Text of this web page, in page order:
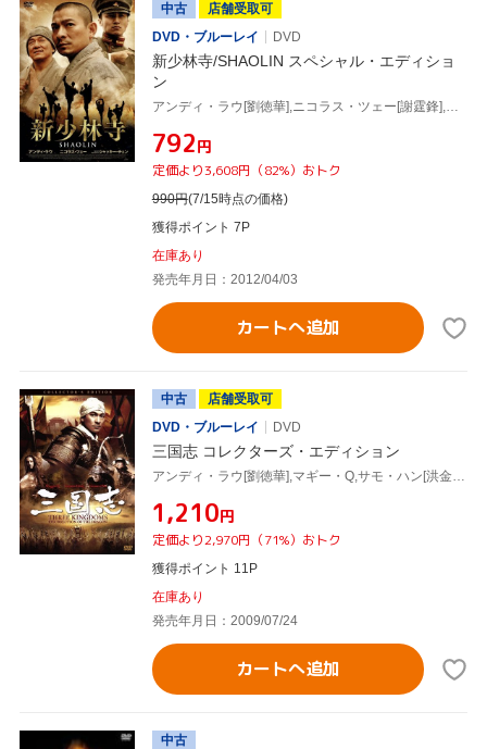
中古
店舗受取可
DVD・ブルーレイ
DVD
新少林寺/SHAOLIN スペシャル・エディショ
ン
アンディ・ラウ[劉徳華],ニコラス・ツェー[謝霆鋒],ジャッキー・チェン[成龍],ベニー・チャン(監督、製作),ニコラ・エレラ(音楽)
¥792円
定価より3,608円（82%）おトク
990円(7/15時点の価格)
獲得ポイント 7P
在庫あり
発売年月日：2012/04/03
カートへ追加
中古
店舗受取可
DVD・ブルーレイ
DVD
三国志 コレクターズ・エディション
アンディ・ラウ[劉徳華],マギー・Q,サモ・ハン[洪金寶],ダニエル・リー(監督)
¥1,210円
定価より2,970円（71%）おトク
獲得ポイント 11P
在庫あり
発売年月日：2009/07/24
カートへ追加
中古